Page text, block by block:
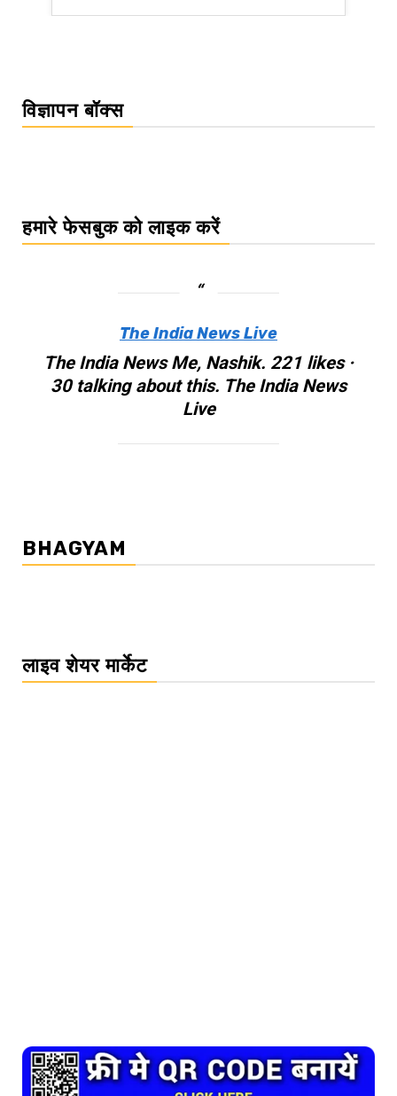
विज्ञापन बॉक्स
हमारे फेसबुक को लाइक करें
The India News Live
The India News Me, Nashik. 221 likes ·
30 talking about this. The India News
Live
BHAGYAM
लाइव शेयर मार्केट